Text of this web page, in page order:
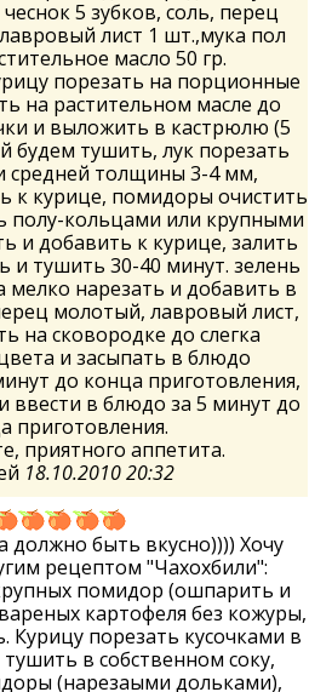
5 зубков, соль, перец
лист 1 шт.,мука пол
масло 50 гр.
порезать на порционные
на растительном масле до
и выложить в кастрюлю (5
будем тушить, лук порезать
средней толщины 3-4 мм,
к курице, помидоры очистить
полу-кольцами или крупными
и добавить к курице, залить
и тушить 30-40 минут. зелень
мелко нарезать и добавить в
молотый, лавровый лист,
на сковородке до слегка
и засыпать в блюдо
до конца приготовления,
ввести в блюдо за 5 минут до
приготовления.
приятного аппетита.
18.10.2010 20:32
должно быть вкусно)))) Хочу
рецептом "Чахохбили":
помидор (ошпарить и
картофеля без кожуры,
Курицу порезать кусочками в
в собственном соку,
(нарезаыми дольками),